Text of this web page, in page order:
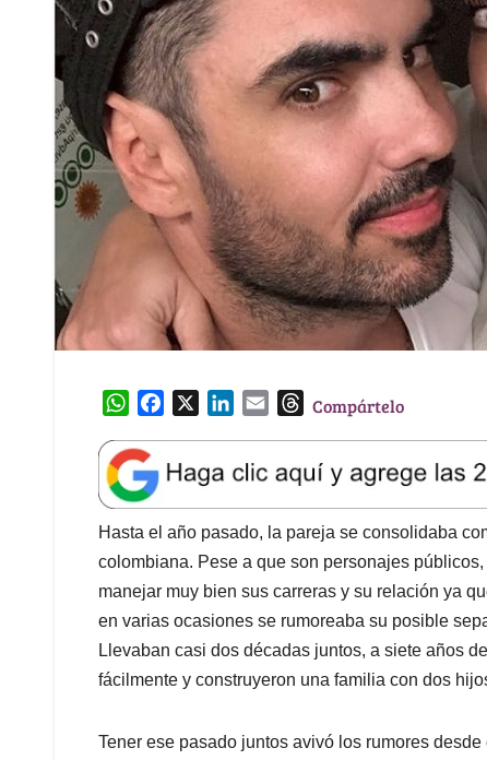
W
a
t
s
A
p
p
e
b
o
o
k
k
e
d
I
n
l
T
e
a
d
s
Compártelo
Hasta el año pasado, la pareja se consolidaba
colombiana. Pese a que son personajes
manejar muy bien sus carreras y su relación ya
en varias ocasiones se rumoreaba su posible
Llevaban casi dos décadas juntos, a siete años
fácilmente y construyeron una familia con dos
Tener ese pasado juntos avivó los rumores